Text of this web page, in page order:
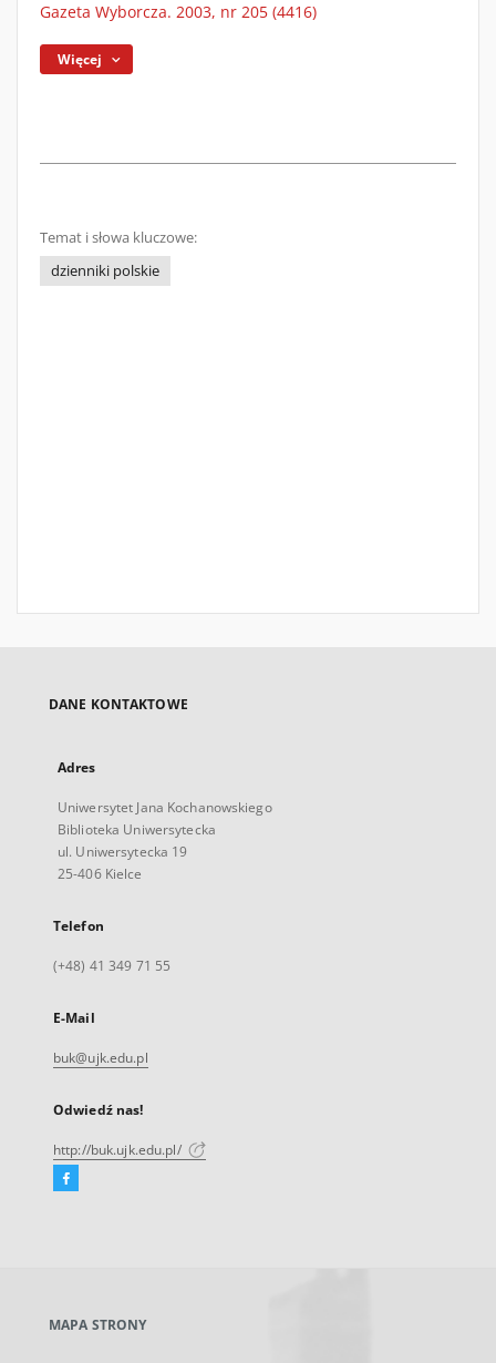
Gazeta Wyborcza. 2003, nr 205 (4416)
Więcej
Temat i słowa kluczowe:
dzienniki polskie
DANE KONTAKTOWE
Adres
Uniwersytet Jana Kochanowskiego
Biblioteka Uniwersytecka
ul. Uniwersytecka 19
25-406 Kielce
Telefon
(+48) 41 349 71 55
E-Mail
buk@ujk.edu.pl
Odwiedź nas!
http://buk.ujk.edu.pl/
Facebook
karcie
MAPA STRONY